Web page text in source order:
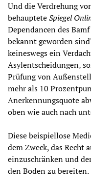
Und die Verdrehung
behaupteteSpiegel
Dependancen des
bekannt geworden
keineswegs ein
Asylentscheidungen,
Prüfung von
mehr als 10
Anerkennungsquote
oben wie auch nach
Diese beispiellose
dem Zweck, das Recht
einzuschränken und
den Boden zu bereiten.